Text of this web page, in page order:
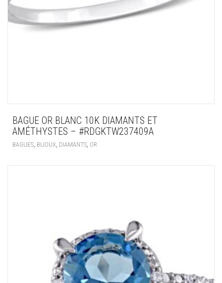
BAGUE OR BLANC 10K DIAMANTS ET
AMÉTHYSTES – #RDGKTW237409A
BAGUES, BIJOUX, DIAMANTS, OR